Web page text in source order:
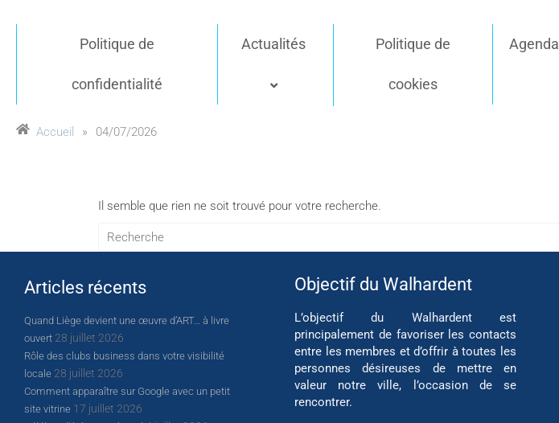
Politique de
confidentialité
Actualités Politique de
cookies
Agenda
Accueil » 04/07/2026
Il semble que rien ne soit trouvé pour votre recherche.
Articles récents
Quand Liège devient une œuvre d’ART… à livre
ouvert 28 juillet 2026
Rôle des clubs business dans votre visibilité
locale 28 juillet 2026
Comment apparaître sur Google avec un petit
site vitrine 17 juillet 2026
Objectif du Walhardent
L’objectif du Walhardent est
principalement de favoriser les contacts
entre les membres et d’offrir à toutes les
personnes désireuses de mettre en
valeur notre ville, l’occasion de se
rencontrer.